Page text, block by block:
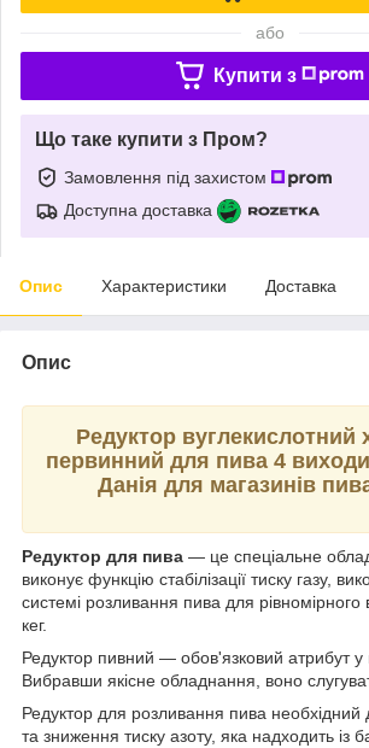
або
Купити з
Що таке купити з Пром?
Замовлення під захистом
Доступна доставка
Опис Характеристики Доставка
Опис
Редуктор вуглекислотний
первинний для пива 4
Данія для магазинів
Редуктор для пива — це спеціальне
виконує функцію стабілізації тиску газу,
системі розливання пива для рівномірного
кег.
Редуктор пивний — обов'язковий атрибут у
Вибравши якісне обладнання, воно
Редуктор для розливання пива
та зниження тиску азоту, яка надходить із